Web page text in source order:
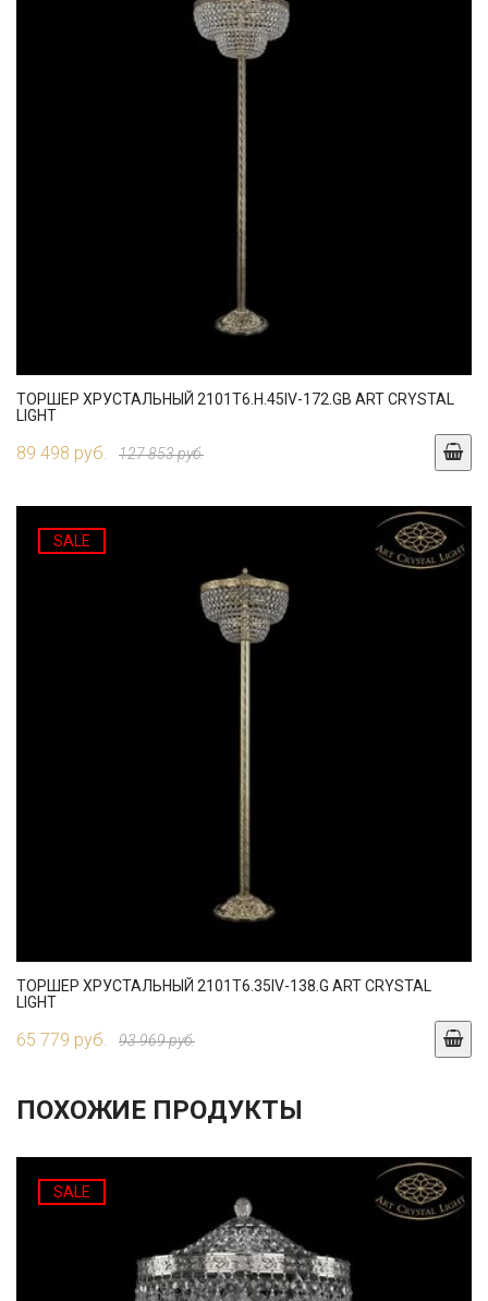
ТОРШЕР ХРУСТАЛЬНЫЙ 2101T6.H.45IV-172.GB ART CRYSTAL
LIGHT
89 498 руб. 127 853 руб.
SALE
ТОРШЕР ХРУСТАЛЬНЫЙ 2101T6.35IV-138.G ART CRYSTAL
LIGHT
65 779 руб. 93 969 руб.
ПОХОЖИЕ ПРОДУКТЫ
SALE